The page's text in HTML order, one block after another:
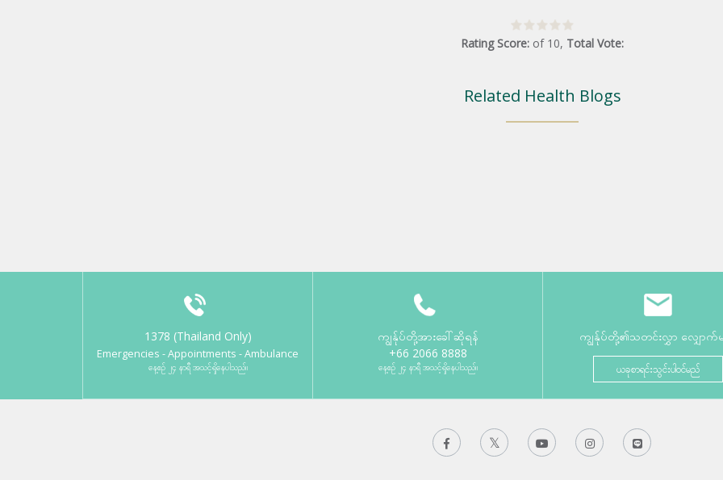
Rating Score: of 10, Total Vote:
Related Health Blogs
1378 (Thailand Only)
Emergencies - Appointments - Ambulance
နေ့စဉ် ၂၄ နာရီ အသင့်ရှိနေပါသည်။
ကျွန်ုပ်တို့အားခေါ်ဆိုရန်
+66 2066 8888
နေ့စဉ် ၂၄ နာရီ အသင့်ရှိနေပါသည်။
ကျွန်ုပ်တို့၏သတင်းလွှာ လျှောက်
ယခုစာရင်းသွင်းပါဝင်မည်